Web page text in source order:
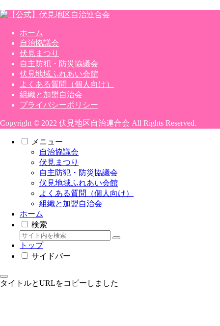
カ
イ
ホーム
自治協議会
伏見まつり
自主防犯・防災協議会
伏見地域ふれあい会館
よくある質問（個人向け）
組織と加盟自治会
プライバシーポリシー
Copyright © 2022 伏見地区自治連合会 All Rights Reserved.
メニュー
自治協議会
伏見まつり
自主防犯・防災協議会
伏見地域ふれあい会館
よくある質問（個人向け）
組織と加盟自治会
ホーム
検索
トップ
サイドバー
タイトルとURLをコピーしました